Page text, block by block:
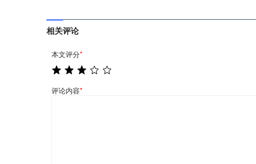
相关评论
本文评分*
评论内容*